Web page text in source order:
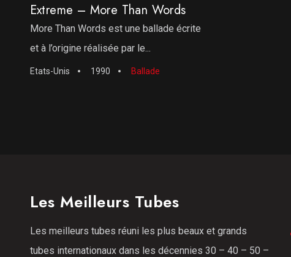
Extreme – More Than Words
More Than Words est une ballade écrite
et à l’origine réalisée par le...
Etats-Unis 1990 Ballade
Les Meilleurs Tubes
Les meilleurs tubes réuni les plus beaux et grands
tubes internationaux dans les décennies 30 – 40 – 50 –